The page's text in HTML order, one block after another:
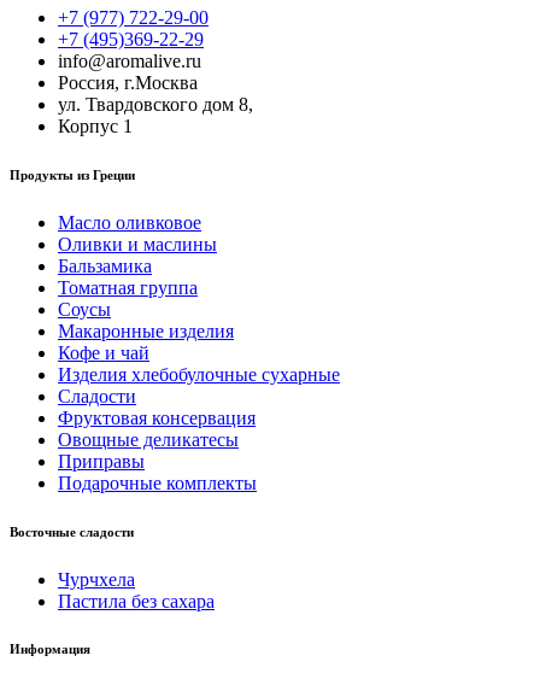
+7 (977) 722-29-00
+7 (495)369-22-29
info@aromalive.ru
Россия, г.Москва
ул. Твардовского дом 8,
Корпус 1
Продукты из Греции
Масло оливковое
Оливки и маслины
Бальзамика
Томатная группа
Соусы
Макаронные изделия
Кофе и чай
Изделия хлебобулочные сухарные
Сладости
Фруктовая консервация
Овощные деликатесы
Приправы
Подарочные комплекты
Восточные сладости
Чурчхела
Пастила без сахара
Информация